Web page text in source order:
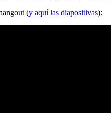
(y aquí las diapositivas):